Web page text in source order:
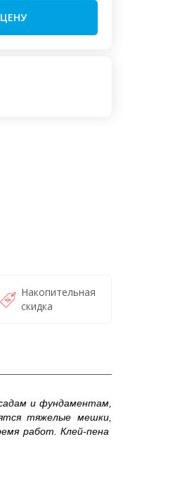
Накопительная
скидка
и фундаментам,
тяжелые мешки,
работ. Клей-пена